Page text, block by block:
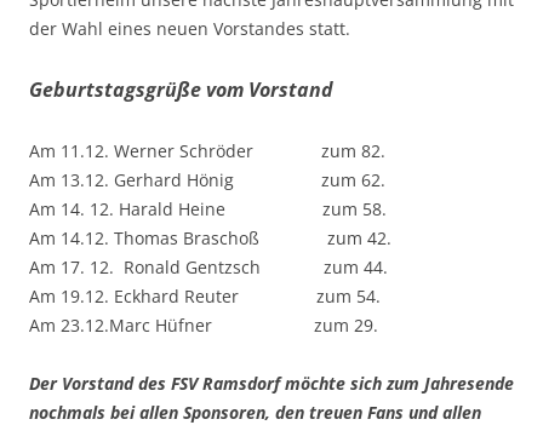
der Wahl eines neuen Vorstandes statt.
Geburtstagsgrüße vom Vorstand
Am 11.12. Werner Schröder zum 82.
Am 13.12. Gerhard Hönig zum 62.
Am 14. 12. Harald Heine zum 58.
Am 14.12. Thomas Braschoß zum 42.
Am 17. 12. Ronald Gentzsch zum 44.
Am 19.12. Eckhard Reuter zum 54.
Am 23.12.Marc Hüfner zum 29.
Der Vorstand des FSV Ramsdorf möchte sich zum Jahresende
nochmals bei allen Sponsoren, den treuen Fans und allen